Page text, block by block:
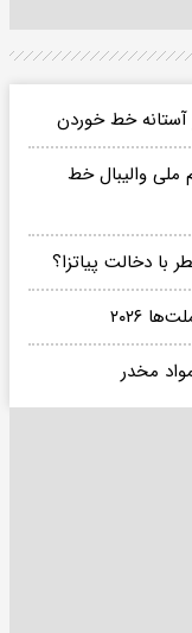
آستانه خط خوردن
ملی والیبال خط
با دخالت پیاتزا؟
۲۰۲۶
مخدر